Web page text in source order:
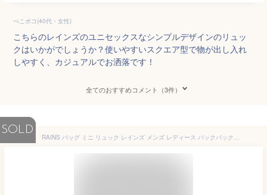
ぺこポコ(40代・女性)
こちらのレインズのユニセックスなシンプルデザインのリュッ
クはいかがでしょうか？使いやすいスクエア型で物が出し入れ
しやすく、カジュアルでお洒落です！
全てのおすすめコメント（3件）
SOLD
RAINS バッグ ミニ リュック レインズ メンズ レディース バックパックミニ おしゃれ 防水 撥水 ブランド BACKPACKMINI 通勤 通学 ビジネス カジュアル A4サイズ ブラック 黒 ブルー 青 グレー カーキ 緑 ネイビー レッド 赤 イエロー 黄 カラフル ギフト 2020 秋 冬 秋冬